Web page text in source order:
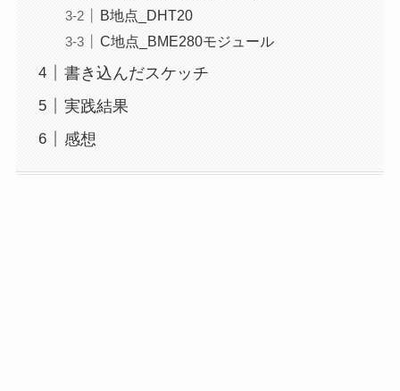
B地点_DHT20
C地点_BME280モジュール
書き込んだスケッチ
実践結果
感想